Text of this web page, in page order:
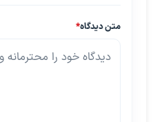
متن دیدگاه*